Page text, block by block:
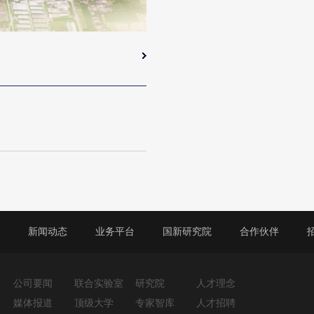
新闻动态 业务平台 国新研究院 合作伙伴
公司要闻
媒体报道
联合实验室
顶级大学
研究院
专家智库
人才理念
人才招聘